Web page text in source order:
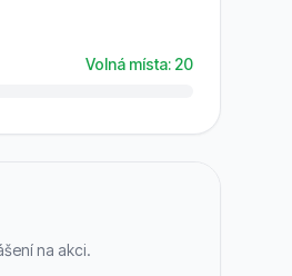
Volná místa: 20
na akci.